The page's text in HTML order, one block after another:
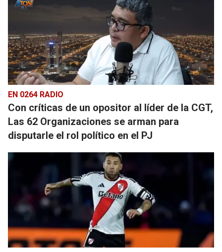
EN 0264 RADIO
Con críticas de un opositor al líder de la CGT,
Las 62 Organizaciones se arman para
disputarle el rol político en el PJ